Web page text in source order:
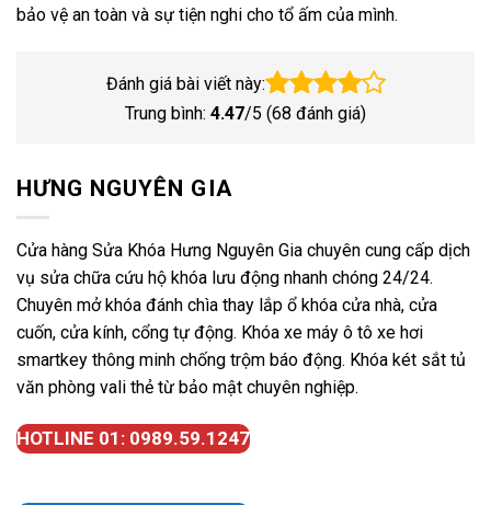
bảo vệ an toàn và sự tiện nghi cho tổ ấm của mình.
Đánh giá bài viết này:
Trung bình: 4.47/5 (68 đánh giá)
HƯNG NGUYÊN GIA
Cửa hàng Sửa Khóa Hưng Nguyên Gia chuyên cung cấp dịch
vụ sửa chữa cứu hộ khóa lưu động nhanh chóng 24/24.
Chuyên mở khóa đánh chìa thay lắp ổ khóa cửa nhà, cửa
cuốn, cửa kính, cổng tự động. Khóa xe máy ô tô xe hơi
smartkey thông minh chống trộm báo động. Khóa két sắt tủ
văn phòng vali thẻ từ bảo mật chuyên nghiệp.
HOTLINE 01: 0989.59.1247